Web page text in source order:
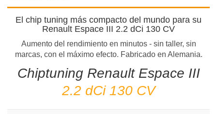
El chip tuning más compacto del mundo para su
Renault Espace III 2.2 dCi 130 CV
Aumento del rendimiento en minutos - sin taller, sin
marcas, con el máximo efecto. Fabricado en Alemania.
Chiptuning Renault Espace III
2.2 dCi 130 CV